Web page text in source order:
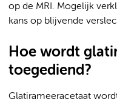
op de MRI. Mogelijk
kans op blijvende
Hoe wordt
toegediend?
Glatirameeracetaat